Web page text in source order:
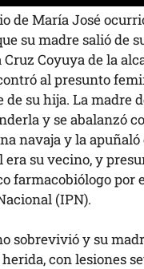
de María José
su madre salió de
Coyuya de la
al presunto
de su hija. La madre
y se abalanzó
navaja y la
era su vecino, y
farmacobiólogo por
(IPN).
sobrevivió y su
con lesiones